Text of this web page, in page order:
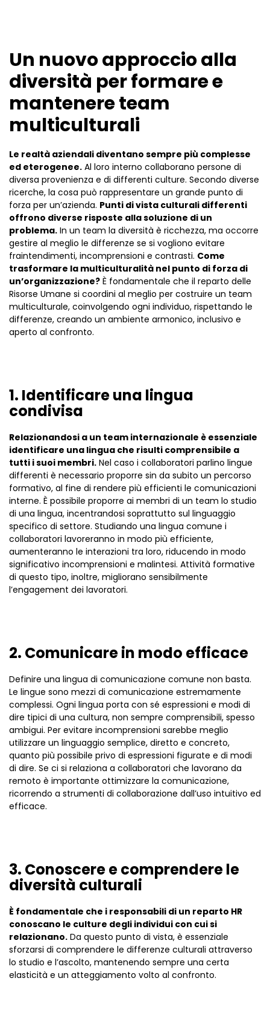
Un nuovo approccio alla
diversità per formare e
mantenere team
multiculturali
Le realtà aziendali diventano sempre più complesse
ed eterogenee. Al loro interno collaborano persone di
diversa provenienza e di differenti culture. Secondo diverse
ricerche, la cosa può rappresentare un grande punto di
forza per un’azienda. Punti di vista culturali differenti
offrono diverse risposte alla soluzione di un
problema. In un team la diversità è ricchezza, ma occorre
gestire al meglio le differenze se si vogliono evitare
fraintendimenti, incomprensioni e contrasti. Come
trasformare la multiculturalità nel punto di forza di
un’organizzazione? È fondamentale che il reparto delle
Risorse Umane si coordini al meglio per costruire un team
multiculturale, coinvolgendo ogni individuo, rispettando le
differenze, creando un ambiente armonico, inclusivo e
aperto al confronto.
1. Identificare una lingua
condivisa
Relazionandosi a un team internazionale è essenziale
identificare una lingua che risulti comprensibile a
tutti i suoi membri. Nel caso i collaboratori parlino lingue
differenti è necessario proporre sin da subito un percorso
formativo, al fine di rendere più efficienti le comunicazioni
interne. È possibile proporre ai membri di un team lo studio
di una lingua, incentrandosi soprattutto sul linguaggio
specifico di settore. Studiando una lingua comune i
collaboratori lavoreranno in modo più efficiente,
aumenteranno le interazioni tra loro, riducendo in modo
significativo incomprensioni e malintesi. Attività formative
di questo tipo, inoltre, migliorano sensibilmente
l’engagement dei lavoratori.
2. Comunicare in modo efficace
Definire una lingua di comunicazione comune non basta.
Le lingue sono mezzi di comunicazione estremamente
complessi. Ogni lingua porta con sé espressioni e modi di
dire tipici di una cultura, non sempre comprensibili, spesso
ambigui. Per evitare incomprensioni sarebbe meglio
utilizzare un linguaggio semplice, diretto e concreto,
quanto più possibile privo di espressioni figurate e di modi
di dire. Se ci si relaziona a collaboratori che lavorano da
remoto è importante ottimizzare la comunicazione,
ricorrendo a strumenti di collaborazione dall’uso intuitivo ed
efficace.
3. Conoscere e comprendere le
diversità culturali
È fondamentale che i responsabili di un reparto HR
conoscano le culture degli individui con cui si
relazionano. Da questo punto di vista, è essenziale
sforzarsi di comprendere le differenze culturali attraverso
lo studio e l’ascolto, mantenendo sempre una certa
elasticità e un atteggiamento volto al confronto.